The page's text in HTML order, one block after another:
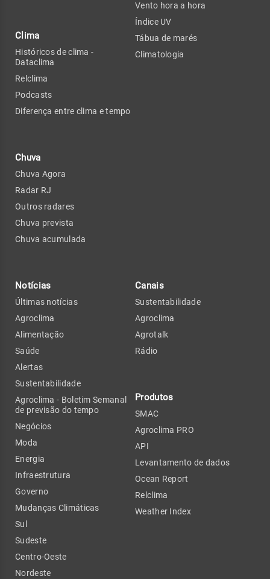
Clima
Históricos de clima -
Dataclima
Relclima
Podcasts
Diferença entre clima e tempo
Chuva
Chuva Agora
Radar RJ
Outros radares
Chuva prevista
Chuva acumulada
Vento hora a hora
Índice UV
Tábua de marés
Climatologia
Notícias
Últimas notícias
Agroclima
Alimentação
Saúde
Alertas
Sustentabilidade
Agroclima - Boletim Semanal
de previsão do tempo
Negócios
Moda
Energia
Infraestrutura
Governo
Mudanças Climáticas
Sul
Sudeste
Centro-Oeste
Nordeste
Canais
Sustentabilidade
Agroclima
Agrotalk
Rádio
Produtos
SMAC
Agroclima PRO
API
Levantamento de dados
Ocean Report
Relclima
Weather Index